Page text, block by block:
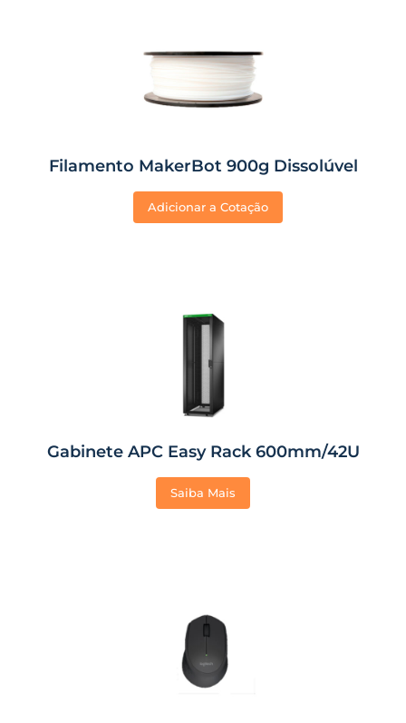
Filamento MakerBot 900g Dissolúvel
Adicionar a Cotação
Gabinete APC Easy Rack 600mm/42U
Saiba Mais